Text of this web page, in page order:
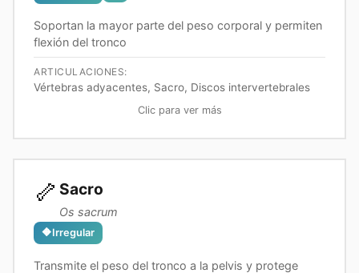
Soportan la mayor parte del peso corporal y permiten
flexión del tronco
ARTICULACIONES:
Vértebras adyacentes, Sacro, Discos intervertebrales
Clic para ver más
🦴 Sacro
Os sacrum
🔶Irregular
Transmite el peso del tronco a la pelvis y protege